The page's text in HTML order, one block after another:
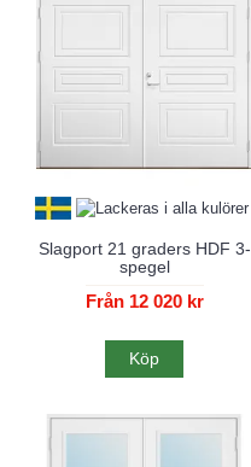
Slagport 21 graders HDF 3-
spegel
Från 12 020 kr
Köp